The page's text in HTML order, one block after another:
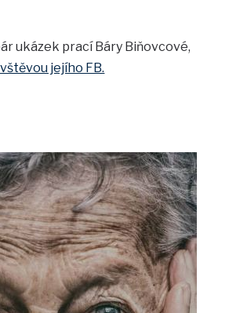
ukázek prací Báry Biňovcové,
jejího FB.